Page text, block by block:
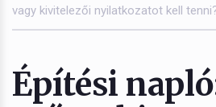
vagy kivitelezői nyilatkozatot kell
Építési